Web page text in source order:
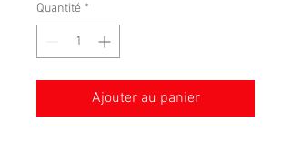
Quantité *
Ajouter au panier